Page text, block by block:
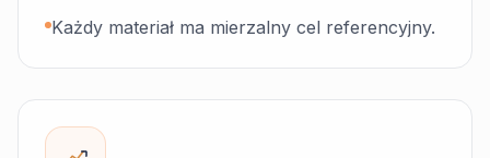
Każdy materiał ma mierzalny cel referencyjny.